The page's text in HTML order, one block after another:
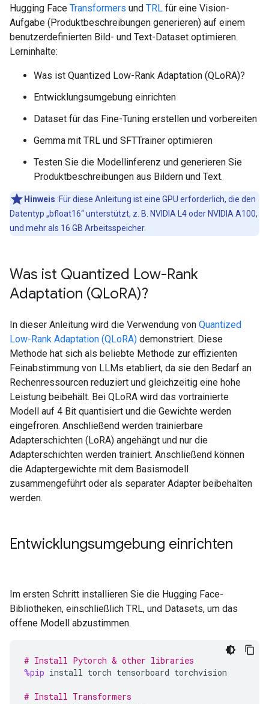
Hugging Face Transformers und TRL für eine Vision-
Aufgabe (Produktbeschreibungen generieren) auf einem
benutzerdefinierten Bild- und Text-Dataset optimieren.
Lerninhalte:
Was ist Quantized Low-Rank Adaptation (QLoRA)?
Entwicklungsumgebung einrichten
Dataset für das Fine-Tuning erstellen und vorbereiten
Gemma mit TRL und SFTTrainer optimieren
Testen Sie die Modellinferenz und generieren Sie
Produktbeschreibungen aus Bildern und Text.
Hinweis :Für diese Anleitung ist eine GPU erforderlich, die den
Datentyp „bfloat16“ unterstützt, z. B. NVIDIA L4 oder NVIDIA A100,
und mehr als 16 GB Arbeitsspeicher.
Was ist Quantized Low-Rank
Adaptation (QLoRA)?
In dieser Anleitung wird die Verwendung von Quantized
Low-Rank Adaptation (QLoRA) demonstriert. Diese
Methode hat sich als beliebte Methode zur effizienten
Feinabstimmung von LLMs etabliert, da sie den Bedarf an
Rechenressourcen reduziert und gleichzeitig eine hohe
Leistung beibehält. Bei QLoRA wird das vortrainierte
Modell auf 4 Bit quantisiert und die Gewichte werden
eingefroren. Anschließend werden trainierbare
Adapterschichten (LoRA) angehängt und nur die
Adapterschichten werden trainiert. Anschließend können
die Adaptergewichte mit dem Basismodell
zusammengeführt oder als separater Adapter beibehalten
werden.
Entwicklungsumgebung einrichten
Im ersten Schritt installieren Sie die Hugging Face-
Bibliotheken, einschließlich TRL, und Datasets, um das
offene Modell abzustimmen.
# Install Pytorch & other libraries
%pip install torch tensorboard torchvision
# Install Transformers